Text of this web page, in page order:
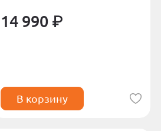
14 990 ₽
В корзину